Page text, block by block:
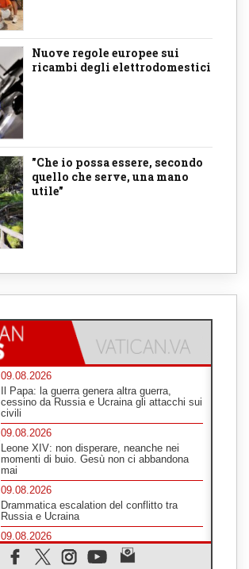
Nuove regole europee sui
ricambi degli elettrodomestici
"Che io possa essere, secondo
quello che serve, una mano
utile"
09.08.2026
Il Papa: la guerra genera altra guerra,
cessino da Russia e Ucraina gli attacchi sui
civili
09.08.2026
Leone XIV: non disperare, neanche nei
momenti di buio. Gesù non ci abbandona
mai
09.08.2026
Drammatica escalation del conflitto tra
Russia e Ucraina
09.08.2026
Tra Tolkien e Leone, un convegno su
"l'uomo, il mezzo e l'algoritmo"